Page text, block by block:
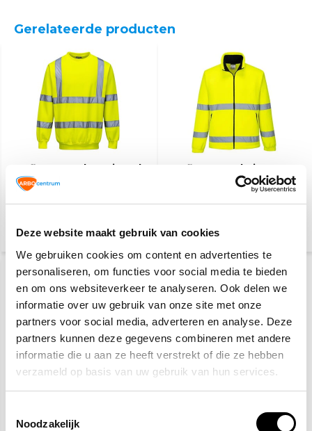
Deze website maakt gebruik van cookies
We gebruiken cookies om content en advertenties te
personaliseren, om functies voor social media te bieden
en om ons websiteverkeer te analyseren. Ook delen we
informatie over uw gebruik van onze site met onze
partners voor social media, adverteren en analyse. Deze
partners kunnen deze gegevens combineren met andere
informatie die u aan ze heeft verstrekt of die ze hebben
verzameld op basis van uw gebruik van hun services.
Noodzakelijk
Gerelateerde producten
Reflecterende trui geel
(27,91 Incl. btw)
Reflecterende jas
(43,20 Incl. btw)
visibility